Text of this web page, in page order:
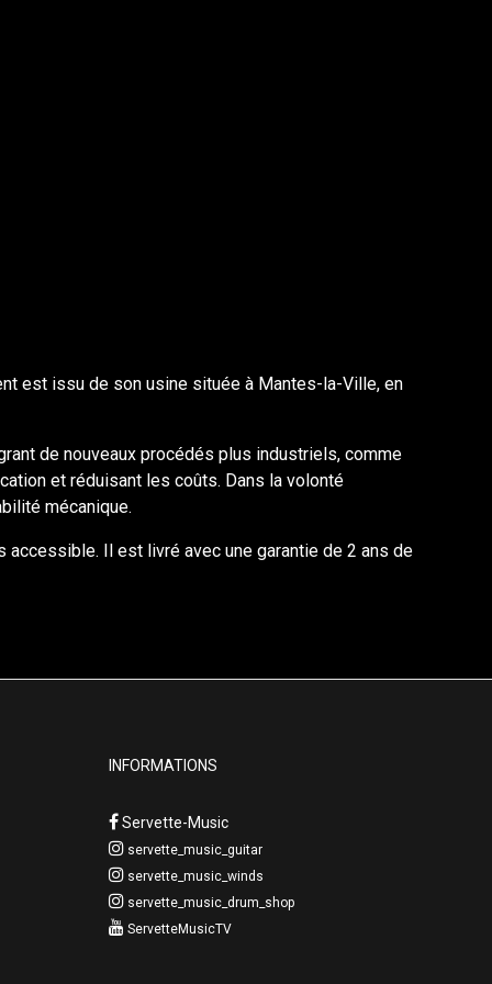
est issu de son usine située à Mantes-la-Ville, en
de nouveaux procédés plus industriels, comme
et réduisant les coûts. Dans la volonté
mécanique.
accessible. Il est livré avec une garantie de 2 ans de
INFORMATIONS
Servette-Music
servette_music_guitar
servette_music_winds
servette_music_drum_shop
ServetteMusicTV